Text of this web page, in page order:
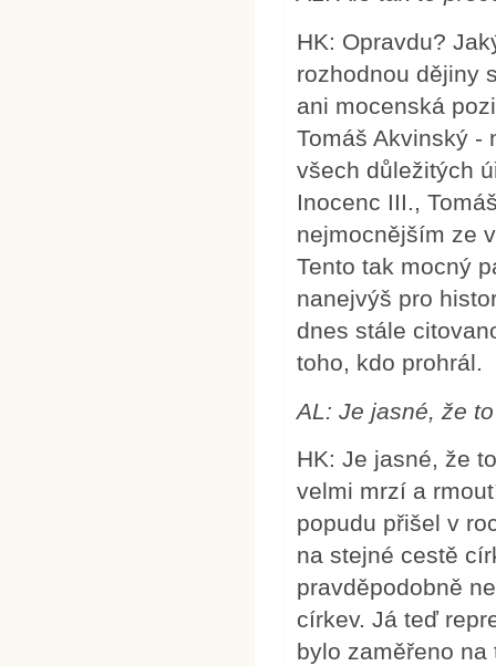
HK: Opravdu?
rozhodnou dějiny
ani mocenská
Tomáš Akvinský -
všech důležitých
Inocenc III.,
nejmocnějším ze
Tento tak mocný
nanejvýš pro
dnes stále
toho, kdo prohrál.
AL: Je jasné, že
HK: Je jasné, že
velmi mrzí a
popudu přišel v
na stejné cestě
pravděpodobně
církev. Já teď
bylo zaměřeno